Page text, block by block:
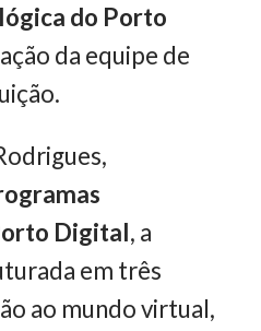
do Porto
da equipe de
Digital, a
em três
ao mundo virtual,